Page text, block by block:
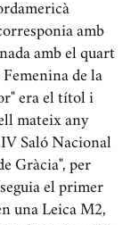
amb
amb el quart
de la
era el títol i
mateix any
IV Saló Nacional
Gràcia", per
el primer
una Leica M2,